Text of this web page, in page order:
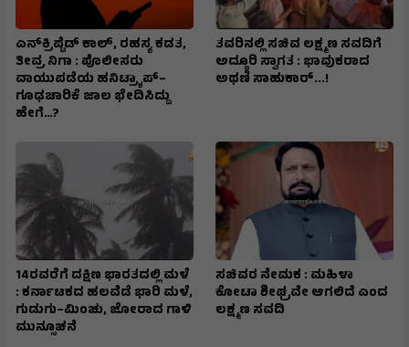
ಎನ್‌ಕ್ರಿಪ್ಟೆಡ್‌ ಕಾಲ್‌, ರಹಸ್ಯ ಕಡತ,
ತೀವ್ರ ನಿಗಾ : ಪೊಲೀಸರು
ವಾಯುಪಡೆಯ ಹನಿಟ್ರ್ಯಾಪ್–
ಗೂಢಚಾರಿಕೆ ಜಾಲ ಭೇದಿಸಿದ್ದು
ಹೇಗೆ…?
ತವರಿನಲ್ಲಿ ಸಚಿವ ಲಕ್ಷ್ಮಣ ಸವದಿಗೆ
ಅದ್ಧೂರಿ ಸ್ವಾಗತ : ಭಾವುಕರಾದ
ಅಥಣಿ ಸಾಹುಕಾರ್...!
14ರವರೆಗೆ ದಕ್ಷಿಣ ಭಾರತದಲ್ಲಿ ಮಳೆ
: ಕರ್ನಾಟಕದ ಹಲವೆಡೆ ಭಾರಿ ಮಳೆ,
ಗುಡುಗು–ಮಿಂಚು, ಜೋರಾದ ಗಾಳಿ
ಮುನ್ಸೂಚನೆ
ಸಚಿವರ ನೇಮಕ : ಮಹಿಳಾ
ಕೋಟಾ ಶೀಘ್ರವೇ ಆಗಲಿದೆ ಎಂದ
ಲಕ್ಷ್ಮಣ ಸವದಿ